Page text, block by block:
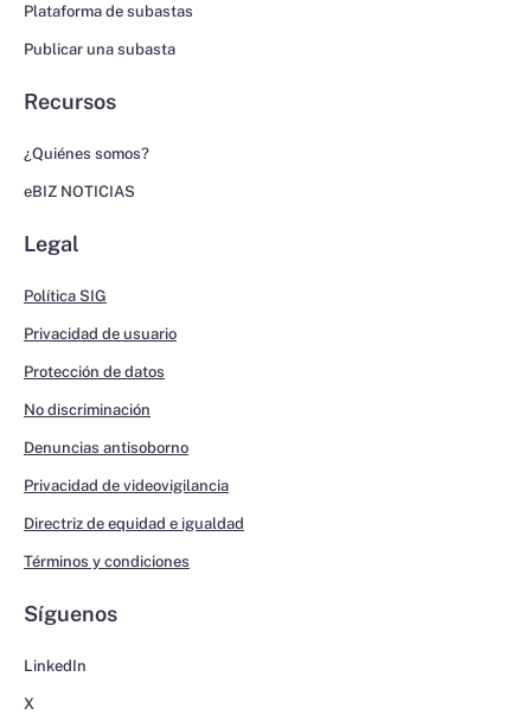
Plataforma de subastas
Publicar una subasta
Recursos
¿Quiénes somos?
eBIZ NOTICIAS
Legal
Política SIG
Privacidad de usuario
Protección de datos
No discriminación
Denuncias antisoborno
Privacidad de videovigilancia
Directriz de equidad e igualdad
Términos y condiciones
Síguenos
LinkedIn
X